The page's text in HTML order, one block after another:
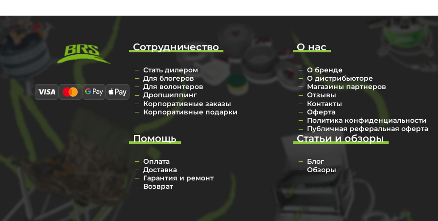
О нас
О бренде
О дистрибьюторе
Магазины партнеров
Отзывы
Контакты
Оферта
Политика конфиденциальности
Публичная реферальная оферта
Сотрудничество
Стать дилером
Для блогеров
Для волонтеров
Дропшиппинг
Корпоративные заказы
Корпоративные подарки
Статьи и обзоры
Блог
Обзоры
Помощь
Оплата
Доставка
Гарантия и ремонт
Возврат